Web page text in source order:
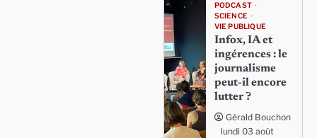
PODCAST
SCIENCE
VIE PUBLIQUE
Infox, IA et
ingérences : le
journalisme
peut-il encore
lutter ?
Gérald Bouchon
lundi 03 août